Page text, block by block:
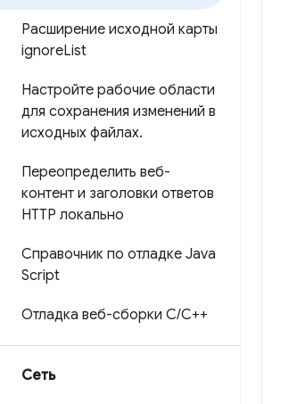
Расширение исходной карты
ignoreList
Настройте рабочие области
для сохранения изменений в
исходных файлах.
Переопределить веб-
контент и заголовки ответов
HTTP локально
Справочник по отладке Java
Script
Отладка веб-сборки C/C++
Сеть